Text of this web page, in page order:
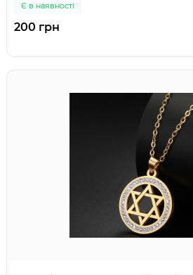
Є в наявності
200 грн